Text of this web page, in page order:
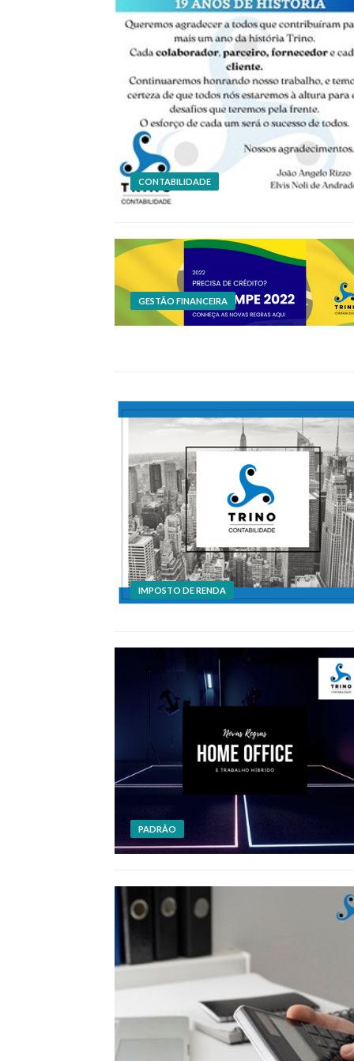
CONTABILIDADE
GESTÃO FINANCEIRA
IMPOSTO DE RENDA
PADRÃO